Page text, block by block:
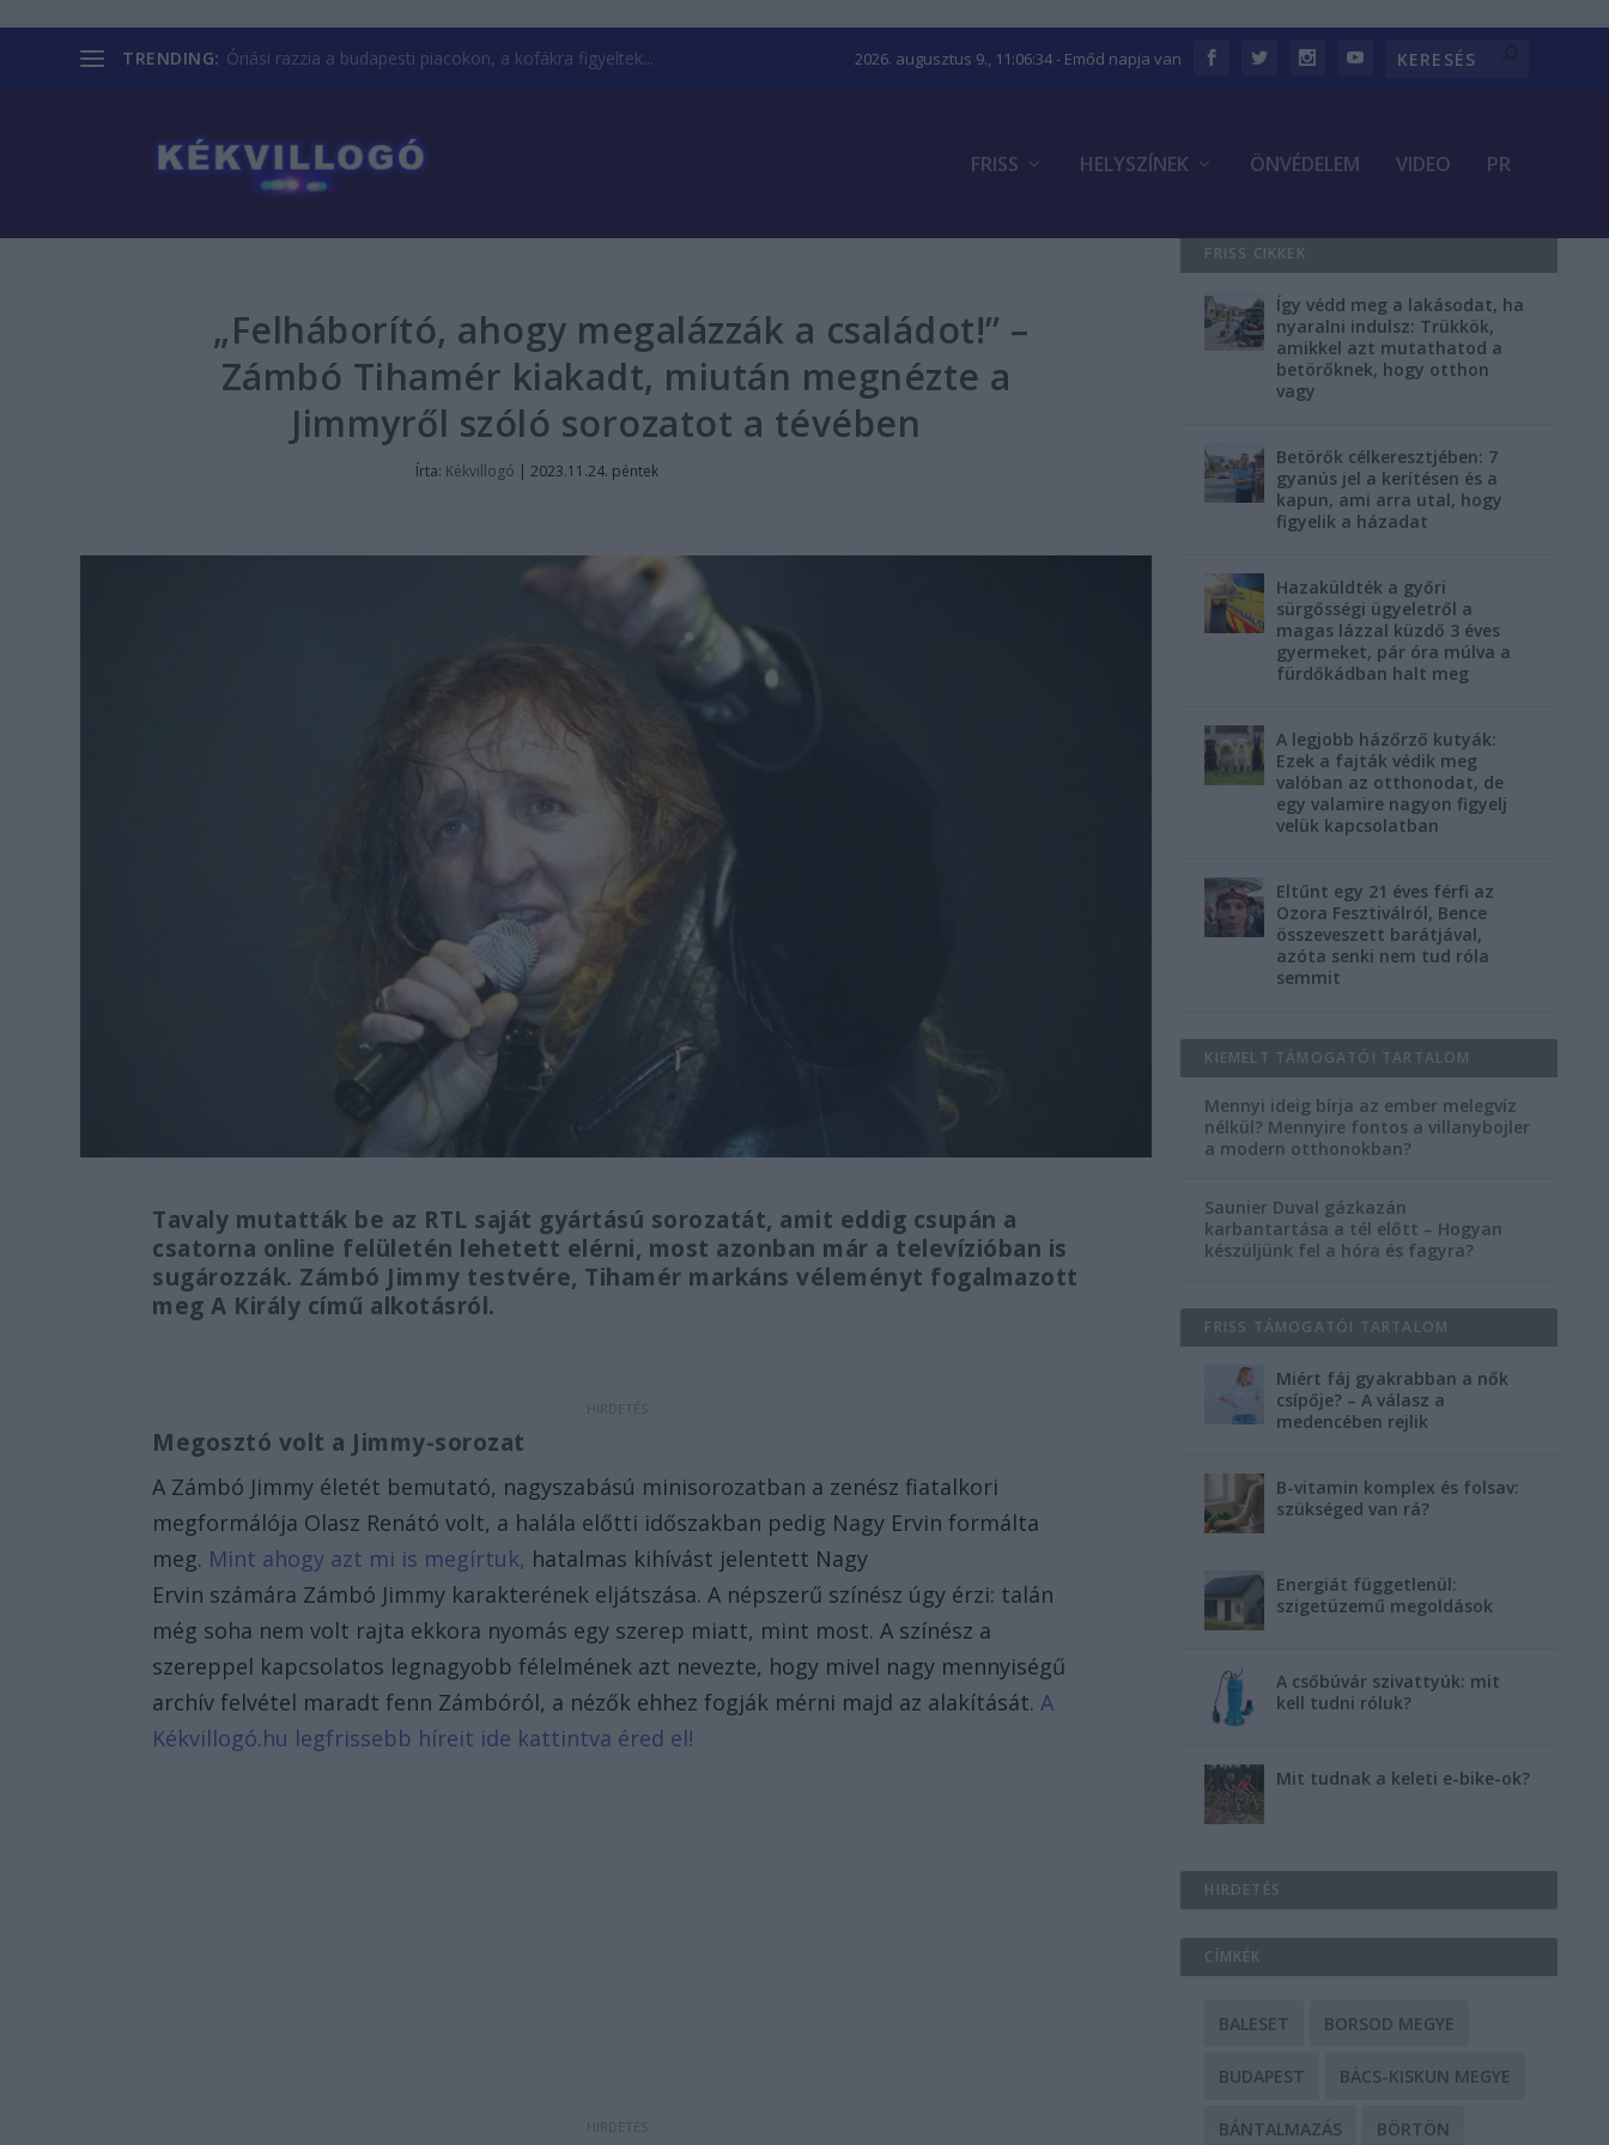
TRENDING: Óriási razzia a budapesti piacokon, a kofákra figyeltek... 2026. augusztus 9., 11:06:35- Emőd napja van
FRISS HELYSZÍNEK ÖNVÉDELEM VIDEO PR
„Felháborító, ahogy megalázzák a családot!” –
Zámbó Tihamér kiakadt, miután megnézte a
Jimmyről szóló sorozatot a tévében
Írta: Kékvillogó | 2023.11.24. péntek
Tavaly mutatták be az RTL saját gyártású sorozatát, amit eddig csupán a
csatorna online felületén lehetett elérni, most azonban már a televízióban is
sugározzák. Zámbó Jimmy testvére, Tihamér markáns véleményt fogalmazott
meg A Király című alkotásról.
Megosztó volt a Jimmy-sorozat
A Zámbó Jimmy életét bemutató, nagyszabású minisorozatban a zenész fiatalkori
megformálója Olasz Renátó volt, a halála előtti időszakban pedig Nagy Ervin formálta
meg. Mint ahogy azt mi is megírtuk, hatalmas kihívást jelentett Nagy
Ervin számára Zámbó Jimmy karakterének eljátszása. A népszerű színész úgy érzi: talán
még soha nem volt rajta ekkora nyomás egy szerep miatt, mint most. A színész a
szereppel kapcsolatos legnagyobb félelmének azt nevezte, hogy mivel nagy mennyiségű
archív felvétel maradt fenn Zámbóról, a nézők ehhez fogják mérni majd az alakítását.A
Kékvillogó.hu legfrissebb híreit ide kattintva éred el!
FRISS CIKKEK
Így védd meg a lakásodat, ha
nyaralni indulsz: Trükkök,
amikkel azt mutathatod a
betörőknek, hogy otthon
vagy
Betörők célkeresztjében: 7
gyanús jel a kerítésen és a
kapun, ami arra utal, hogy
figyelik a házadat
Hazaküldték a győri
sürgősségi ügyeletről a
magas lázzal küzdő 3 éves
gyermeket, pár óra múlva a
fürdőkádban halt meg
A legjobb házőrző kutyák:
Ezek a fajták védik meg
valóban az otthonodat, de
egy valamire nagyon figyelj
velük kapcsolatban
Eltűnt egy 21 éves férfi az
Ozora Fesztiválról, Bence
összeveszett barátjával,
azóta senki nem tud róla
semmit
KIEMELT TÁMOGATÓI TARTALOM
Mennyi ideig bírja az ember melegvíz
nélkül? Mennyire fontos a villanybojler
a modern otthonokban?
Saunier Duval gázkazán
karbantartása a tél előtt – Hogyan
készüljünk fel a hóra és fagyra?
FRISS TÁMOGATÓI TARTALOM
Miért fáj gyakrabban a nők
csípője? – A válasz a
medencében rejlik
B-vitamin komplex és folsav:
szükséged van rá?
Energiát függetlenül:
szigetüzemű megoldások
A csőbúvár szivattyúk: mit
kell tudni róluk?
Mit tudnak a keleti e-bike-ok?
HIRDETÉS
CÍMKÉK
BALESET BORSOD MEGYE
BUDAPEST BÁCS-KISKUN MEGYE
BÁNTALMAZÁS BÖRTÖN